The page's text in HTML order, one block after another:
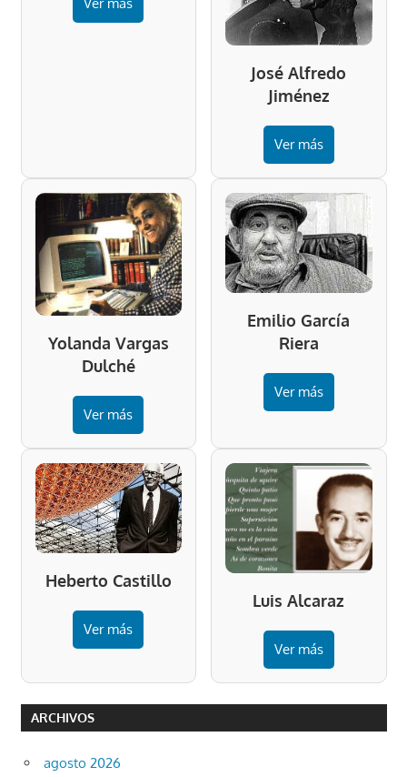
José Alfredo
Jiménez
Ver más
Yolanda Vargas
Dulché
Ver más
Emilio García
Riera
Ver más
Heberto Castillo
Ver más
Luis Alcaraz
Ver más
ARCHIVOS
agosto 2026